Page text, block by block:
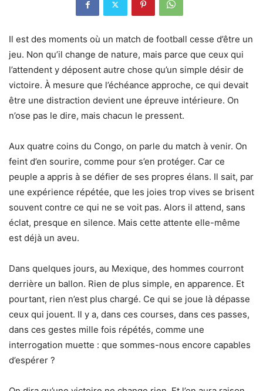
Il est des moments où un match de football cesse d’être un
jeu. Non qu’il change de nature, mais parce que ceux qui
l’attendent y déposent autre chose qu’un simple désir de
victoire. À mesure que l’échéance approche, ce qui devait
être une distraction devient une épreuve intérieure. On
n’ose pas le dire, mais chacun le pressent.
Aux quatre coins du Congo, on parle du match à venir. On
feint d’en sourire, comme pour s’en protéger. Car ce
peuple a appris à se défier de ses propres élans. Il sait, par
une expérience répétée, que les joies trop vives se brisent
souvent contre ce qui ne se voit pas. Alors il attend, sans
éclat, presque en silence. Mais cette attente elle-même
est déjà un aveu.
Dans quelques jours, au Mexique, des hommes courront
derrière un ballon. Rien de plus simple, en apparence. Et
pourtant, rien n’est plus chargé. Ce qui se joue là dépasse
ceux qui jouent. Il y a, dans ces courses, dans ces passes,
dans ces gestes mille fois répétés, comme une
interrogation muette : que sommes-nous encore capables
d’espérer ?